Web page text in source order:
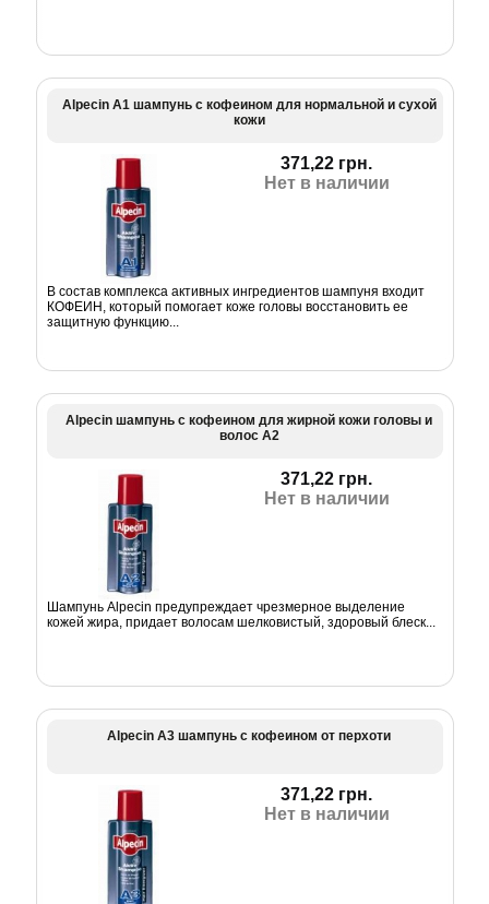
Alpecin А1 шампунь с кофеином для нормальной и сухой
кожи
371,22 грн.
Нет в наличии
В состав комплекса активных ингредиентов шампуня входит
КОФЕИН, который помогает коже головы восстановить ее
защитную функцию...
Alpecin шампунь с кофеином для жирной кожи головы и
волос А2
371,22 грн.
Нет в наличии
Шампунь Alpecin предупреждает чрезмерное выделение
кожей жира, придает волосам шелковистый, здоровый блеск...
Alpecin А3 шампунь с кофеином от перхоти
371,22 грн.
Нет в наличии